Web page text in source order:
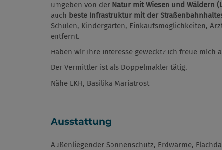
umgeben von der Natur mit Wiesen und Wäldern
auch beste Infrastruktur mit der
Schulen, Kindergärten, Einkaufsmöglichkeiten,
entfernt.
Haben wir Ihre Interesse geweckt? Ich freue mich
Der Vermittler ist als Doppelmakler tätig.
Nähe LKH, Basilika Mariatrost
Ausstattung
Außenliegender Sonnenschutz Erdwärme